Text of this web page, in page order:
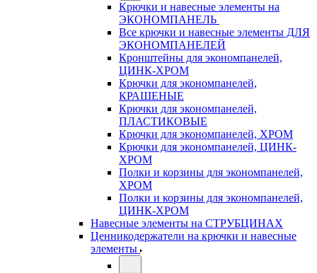
Крючки и навесные элементы на
ЭКОНОМПАНЕЛЬ
Все крючки и навесные элементы ДЛЯ
ЭКОНОМПАНЕЛЕЙ
Кронштейны для экономпанелей,
ЦИНК-ХРОМ
Крючки для экономпанелей,
КРАШЕНЫЕ
Крючки для экономпанелей,
ПЛАСТИКОВЫЕ
Крючки для экономпанелей, ХРОМ
Крючки для экономпанелей, ЦИНК-
ХРОМ
Полки и корзины для экономпанелей,
ХРОМ
Полки и корзины для экономпанелей,
ЦИНК-ХРОМ
Навесные элементы на СТРУБЦИНАХ
Ценникодержатели на крючки и навесные
элементы